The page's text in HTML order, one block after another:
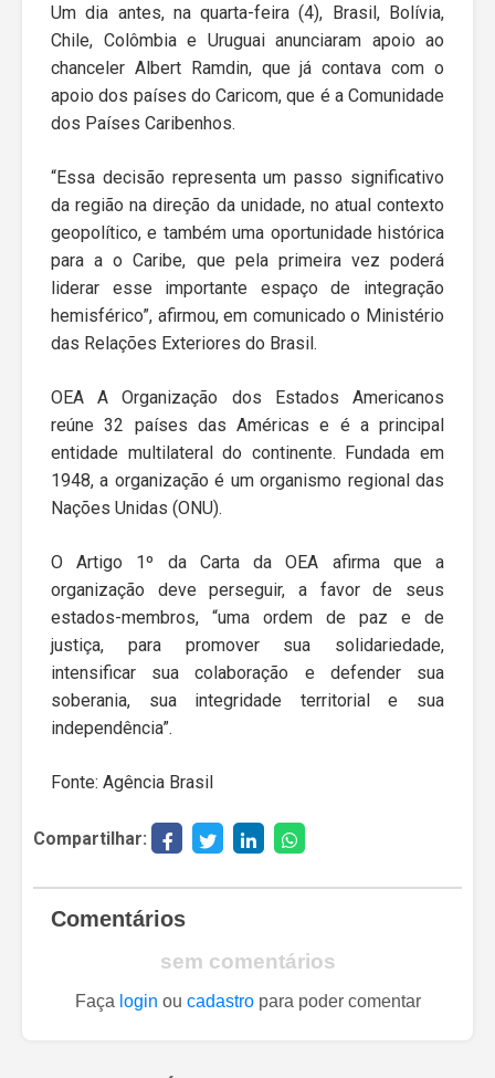
Um dia antes, na quarta-feira (4), Brasil, Bolívia,
Chile, Colômbia e Uruguai anunciaram apoio ao
chanceler Albert Ramdin, que já contava com o
apoio dos países do Caricom, que é a Comunidade
dos Países Caribenhos.
“Essa decisão representa um passo significativo
da região na direção da unidade, no atual contexto
geopolítico, e também uma oportunidade histórica
para a o Caribe, que pela primeira vez poderá
liderar esse importante espaço de integração
hemisférico”, afirmou, em comunicado o Ministério
das Relações Exteriores do Brasil.
OEA A Organização dos Estados Americanos
reúne 32 países das Américas e é a principal
entidade multilateral do continente. Fundada em
1948, a organização é um organismo regional das
Nações Unidas (ONU).
O Artigo 1º da Carta da OEA afirma que a
organização deve perseguir, a favor de seus
estados-membros, “uma ordem de paz e de
justiça, para promover sua solidariedade,
intensificar sua colaboração e defender sua
soberania, sua integridade territorial e sua
independência”.
Fonte: Agência Brasil
Compartilhar:
Comentários
sem comentários
Faça login ou cadastropara poder comentar